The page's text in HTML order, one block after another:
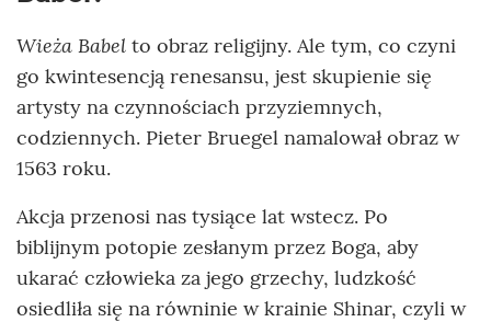
Wieża Babel to obraz religijny. Ale tym, co czyni
go kwintesencją renesansu, jest skupienie się
artysty na czynnościach przyziemnych,
codziennych. Pieter Bruegel namalował obraz w
1563 roku.
Akcja przenosi nas tysiące lat wstecz. Po
biblijnym potopie zesłanym przez Boga, aby
ukarać człowieka za jego grzechy, ludzkość
osiedliła się na równinie w krainie Shinar, czyli w